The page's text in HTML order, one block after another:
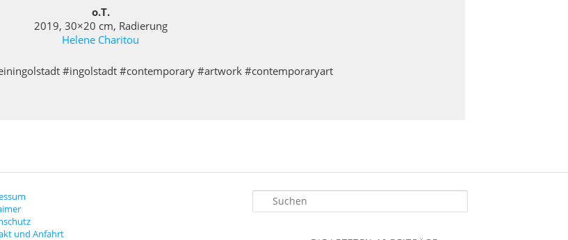
o.T.
2019, 30×20 cm, Radierung
Helene Charitou
#ingolstadt #contemporary #artwork #contemporaryart
und Anfahrt